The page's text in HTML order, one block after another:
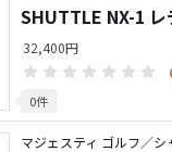
SHUTTLE NX-1
32,400円
0件
マジェスティ ゴルフ／シ